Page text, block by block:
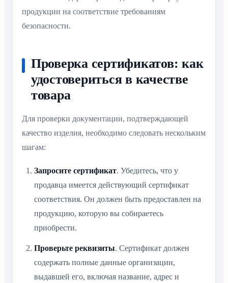
продукции на соответствие требованиям
безопасности.
Проверка сертификатов: как
удостовериться в качестве
товара
Для проверки документации, подтверждающей
качество изделия, необходимо следовать нескольким
шагам:
Запросите сертификат. Убедитесь, что у
продавца имеется действующий сертификат
соответствия. Он должен быть предоставлен на
продукцию, которую вы собираетесь
приобрести.
Проверьте реквизиты. Сертификат должен
содержать полные данные организации,
выдавшей его, включая название, адрес и